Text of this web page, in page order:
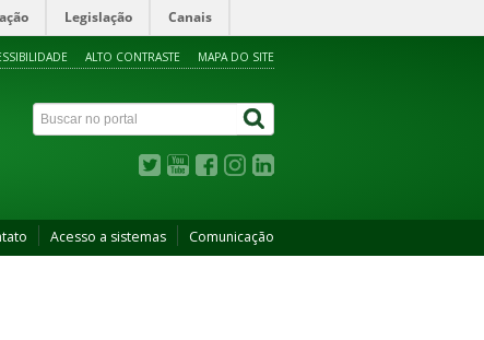
Legislação Canais
ALTO CONTRASTE MAPA DO SITE
Acesso a sistemas Comunicação